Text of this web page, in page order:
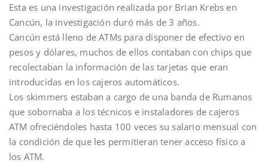
Esta es una investigación realizada por Brian Krebs en
Cancún, la investigación duró más de 3 años.
Cancún está lleno de ATMs para disponer de efectivo en
pesos y dólares, muchos de ellos contaban con chips que
recolectaban la información de las tarjetas que eran
introducidas en los cajeros automáticos.
Los skimmers estaban a cargo de una banda de Rumanos
que sobornaba a los técnicos e instaladores de cajeros
ATM ofreciéndoles hasta 100 veces su salario mensual con
la condición de que les permitieran tener acceso físico a
los ATM.